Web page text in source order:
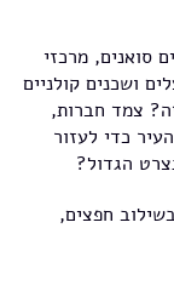
סואנים, מרכזי
ושכנים קולניים
צמד חברות,
כדי לעזור
הגדול?
חפצים,